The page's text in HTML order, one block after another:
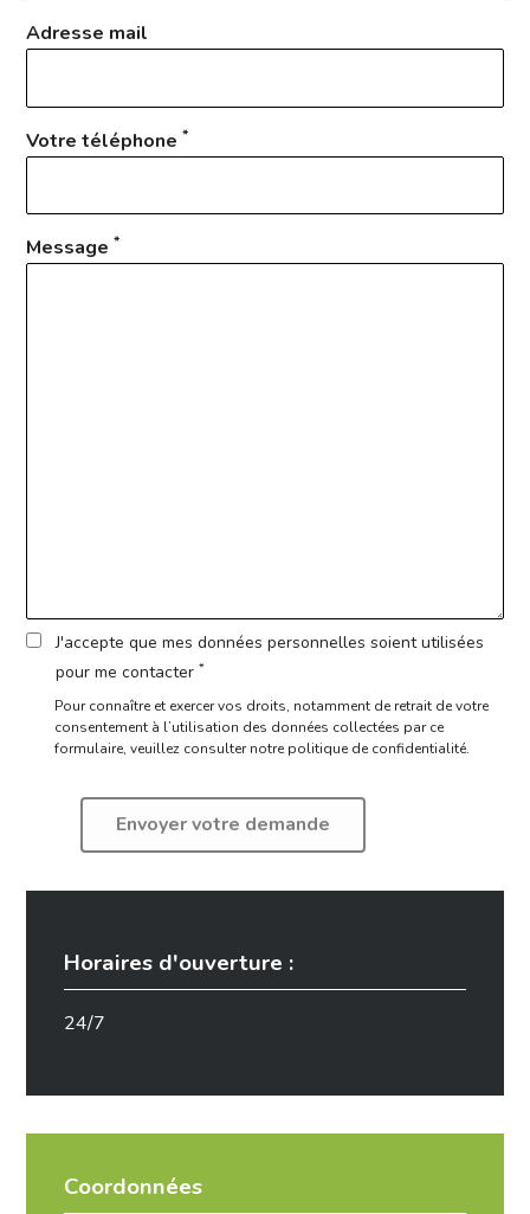
Adresse mail
Votre téléphone*
Message*
J'accepte que mes données personnelles soient utilisées
pour me contacter *
Pour connaître et exercer vos droits, notamment de retrait de votre
consentement à l’utilisation des données collectées par ce
formulaire, veuillez consulter notre politique de confidentialité.
Horaires d'ouverture :
24/7
Coordonnées